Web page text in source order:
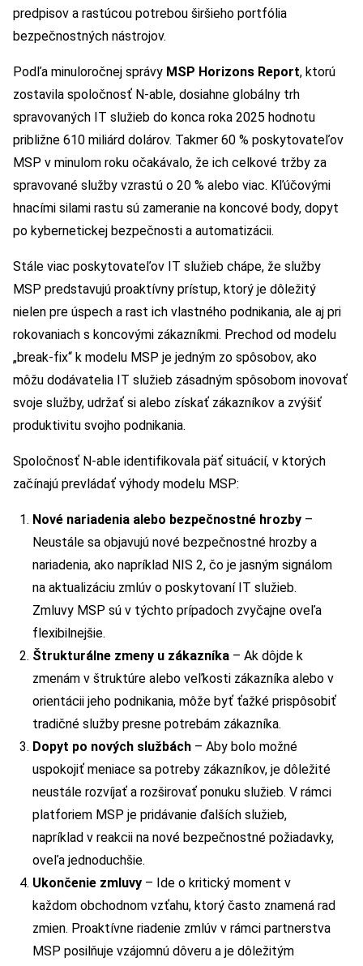
predpisov a rastúcou potrebou širšieho portfólia
bezpečnostných nástrojov.
Podľa minuloročnej správy MSP Horizons Report, ktorú
zostavila spoločnosť N-able, dosiahne globálny trh
spravovaných IT služieb do konca roka 2025 hodnotu
približne 610 miliárd dolárov. Takmer 60 % poskytovateľov
MSP v minulom roku očakávalo, že ich celkové tržby za
spravované služby vzrastú o 20 % alebo viac. Kľúčovými
hnacími silami rastu sú zameranie na koncové body, dopyt
po kybernetickej bezpečnosti a automatizácii.
Stále viac poskytovateľov IT služieb chápe, že služby
MSP predstavujú proaktívny prístup, ktorý je dôležitý
nielen pre úspech a rast ich vlastného podnikania, ale aj pri
rokovaniach s koncovými zákazníkmi. Prechod od modelu
„break-fix“ k modelu MSP je jedným zo spôsobov, ako
môžu dodávatelia IT služieb zásadným spôsobom inovovať
svoje služby, udržať si alebo získať zákazníkov a zvýšiť
produktivitu svojho podnikania.
Spoločnosť N-able identifikovala päť situácií, v ktorých
začínajú prevládať výhody modelu MSP:
Nové nariadenia alebo bezpečnostné hrozby –
Neustále sa objavujú nové bezpečnostné hrozby a
nariadenia, ako napríklad NIS 2, čo je jasným signálom
na aktualizáciu zmlúv o poskytovaní IT služieb.
Zmluvy MSP sú v týchto prípadoch zvyčajne oveľa
flexibilnejšie.
Štrukturálne zmeny u zákazníka – Ak dôjde k
zmenám v štruktúre alebo veľkosti zákazníka alebo v
orientácii jeho podnikania, môže byť ťažké prispôsobiť
tradičné služby presne potrebám zákazníka.
Dopyt po nových službách – Aby bolo možné
uspokojiť meniace sa potreby zákazníkov, je dôležité
neustále rozvíjať a rozširovať ponuku služieb. V rámci
platforiem MSP je pridávanie ďalších služieb,
napríklad v reakcii na nové bezpečnostné požiadavky,
oveľa jednoduchšie.
Ukončenie zmluvy – Ide o kritický moment v
každom obchodnom vzťahu, ktorý často znamená rad
zmien. Proaktívne riadenie zmlúv v rámci partnerstva
MSP posilňuje vzájomnú dôveru a je dôležitým